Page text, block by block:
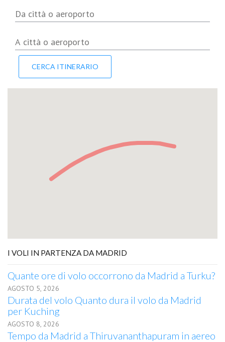
I VOLI IN PARTENZA DA MADRID
Quante ore di volo occorrono da Madrid a Turku?
AGOSTO 5, 2026
Durata del volo Quanto dura il volo da Madrid
per Kuching
AGOSTO 8, 2026
Tempo da Madrid a Thiruvananthapuram in aereo